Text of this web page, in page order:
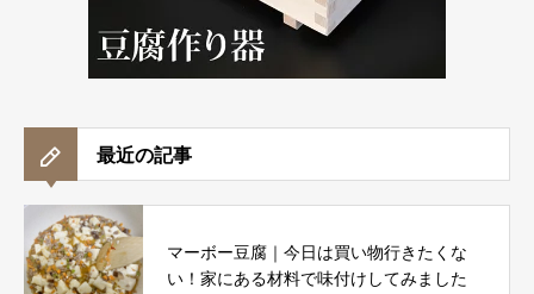
最近の記事
マーボー豆腐｜今日は買い物行きたくな
い！家にある材料で味付けしてみました